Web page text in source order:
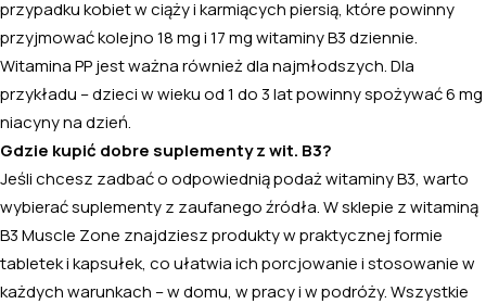
przypadku kobiet w ciąży i karmiących piersią, które powinny
przyjmować kolejno 18 mg i 17 mg witaminy B3 dziennie.
Witamina PP jest ważna również dla najmłodszych. Dla
przykładu – dzieci w wieku od 1 do 3 lat powinny spożywać 6 mg
niacyny na dzień.
Gdzie kupić dobre suplementy z wit. B3?
Jeśli chcesz zadbać o odpowiednią podaż witaminy B3, warto
wybierać suplementy z zaufanego źródła. W sklepie z witaminą
B3 Muscle Zone znajdziesz produkty w praktycznej formie
tabletek i kapsułek, co ułatwia ich porcjowanie i stosowanie w
każdych warunkach – w domu, w pracy i w podróży. Wszystkie